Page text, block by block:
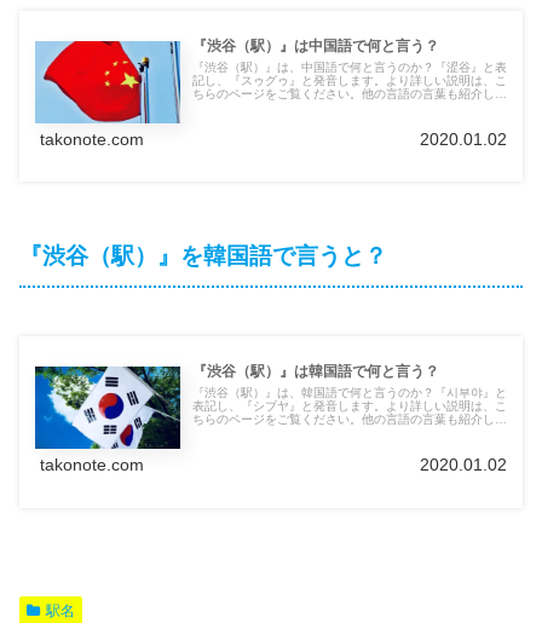
『渋谷（駅）』は中国語で何と言う？
『渋谷（駅）』は、中国語で何と言うのか？『涩谷』と表
記し、『スゥグゥ』と発音します。より詳しい説明は、こ
ちらのページをご覧ください。他の言語の言葉も紹介して
takonote.com 2020.01.02
『渋谷（駅）』を韓国語で言うと？
『渋谷（駅）』は韓国語で何と言う？
『渋谷（駅）』は、韓国語で何と言うのか？『시부야』と
表記し、『シブヤ』と発音します。より詳しい説明は、こ
ちらのページをご覧ください。他の言語の言葉も紹介して
takonote.com 2020.01.02
駅名